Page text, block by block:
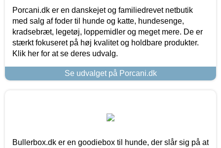
Porcani.dk er en danskejet og familiedrevet netbutik
med salg af foder til hunde og katte, hundesenge,
kradsebræt, legetøj, loppemidler og meget mere. De er
stærkt fokuseret på høj kvalitet og holdbare produkter.
Klik her for at se deres udvalg.
Se udvalget på Porcani.dk
Bullerbox.dk er en goodiebox til hunde, der slår sig på at